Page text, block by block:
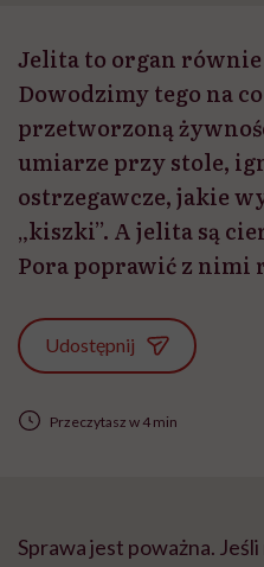
Jelita to organ równie
Dowodzimy tego na
przetworzoną
umiarze przy stole,
ostrzegawcze, jakie
„kiszki”. A jelita są
Pora poprawić z nimi
Udostępnij
Przeczytasz w 4 min
Sprawa jest poważna.